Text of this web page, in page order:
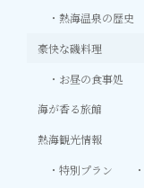
熱海温泉の歴史
豪快な磯料理
お昼の食事処
海が香る旅館
熱海観光情報
特別プラン